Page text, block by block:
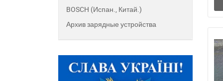
BOSCH (Испан., Китай.)
Архив зарядные устройства